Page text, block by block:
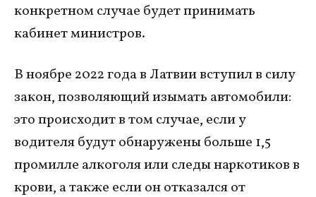
конкретном случае будет принимать
кабинет министров.
В ноябре 2022 года в Латвии вступил в силу
закон, позволяющий изымать автомобили:
это происходит в том случае, если у
водителя будут обнаружены больше 1,5
промилле алкоголя или следы наркотиков в
крови, а также если он отказался от